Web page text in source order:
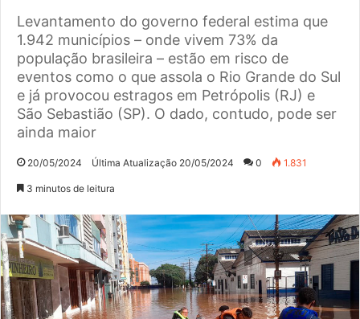
Levantamento do governo federal estima que
1.942 municípios – onde vivem 73% da
população brasileira – estão em risco de
eventos como o que assola o Rio Grande do Sul
e já provocou estragos em Petrópolis (RJ) e
São Sebastião (SP). O dado, contudo, pode ser
ainda maior
20/05/2024 Última Atualização 20/05/2024 0 1.831
3 minutos de leitura